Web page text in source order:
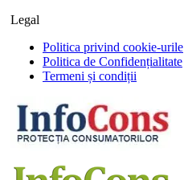
Legal
Politica privind cookie-urile
Politica de Confidențialitate
Termeni și condiții